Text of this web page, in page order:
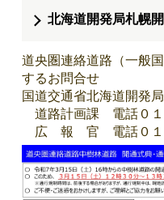
北海道開発局札幌
道央圏連絡道路（一般
するお問合せ
国道交通省北海道開発
道路計画課 電話０１
広 報 官 電話０１